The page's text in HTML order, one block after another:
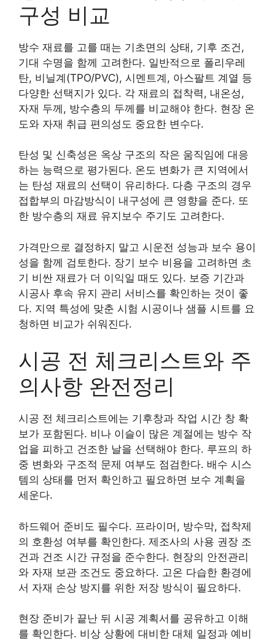
구성 비교
방수 재료를 고를 때는 기초면의 상태, 기후 조건,
기대 수명을 함께 고려한다. 일반적으로 폴리우레
탄, 비닐계(TPO/PVC), 시멘트계, 아스팔트 계열 등
다양한 선택지가 있다. 각 재료의 접착력, 내온성,
자재 두께, 방수층의 두께를 비교해야 한다. 현장 온
도와 자재 취급 편의성도 중요한 변수다.
탄성 및 신축성은 옥상 구조의 작은 움직임에 대응
하는 능력으로 평가된다. 온도 변화가 큰 지역에서
는 탄성 재료의 선택이 유리하다. 다층 구조의 경우
접합부의 마감방식이 내구성에 큰 영향을 준다. 또
한 방수층의 재료 유지보수 주기도 고려한다.
가격만으로 결정하지 말고 시운전 성능과 보수 용이
성을 함께 검토한다. 장기 보수 비용을 고려하면 초
기 비싼 재료가 더 이익일 때도 있다. 보증 기간과
시공사 후속 유지 관리 서비스를 확인하는 것이 좋
다. 지역 특성에 맞춘 시험 시공이나 샘플 시트를 요
청하면 비교가 쉬워진다.
시공 전 체크리스트와 주
의사항 완전정리
시공 전 체크리스트에는 기후창과 작업 시간 창 확
보가 포함된다. 비나 이슬이 많은 계절에는 방수 작
업을 피하고 건조한 날을 선택해야 한다. 루프의 하
중 변화와 구조적 문제 여부도 점검한다. 배수 시스
템의 상태를 먼저 확인하고 필요하면 보수 계획을
세운다.
하드웨어 준비도 필수다. 프라이머, 방수막, 접착제
의 호환성 여부를 확인한다. 제조사의 사용 권장 조
건과 건조 시간 규정을 준수한다. 현장의 안전관리
와 자재 보관 조건도 중요하다. 고온 다습한 환경에
서 자재 손상 방지를 위한 저장 방식이 필요하다.
현장 준비가 끝난 뒤 시공 계획서를 공유하고 이해
를 확인한다. 비상 상황에 대비한 대체 일정과 예비